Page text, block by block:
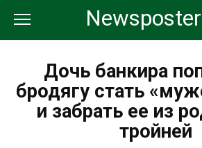
контенту
Дочь банкира
бродягу стать
и забрать ее из
тройней